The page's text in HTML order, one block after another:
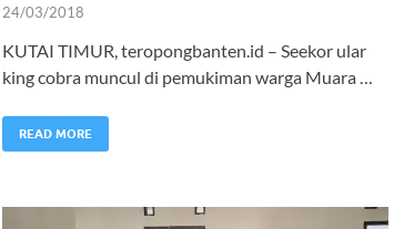
24/03/2018
KUTAI TIMUR, teropongbanten.id – Seekor ular
king cobra muncul di pemukiman warga Muara …
READ MORE